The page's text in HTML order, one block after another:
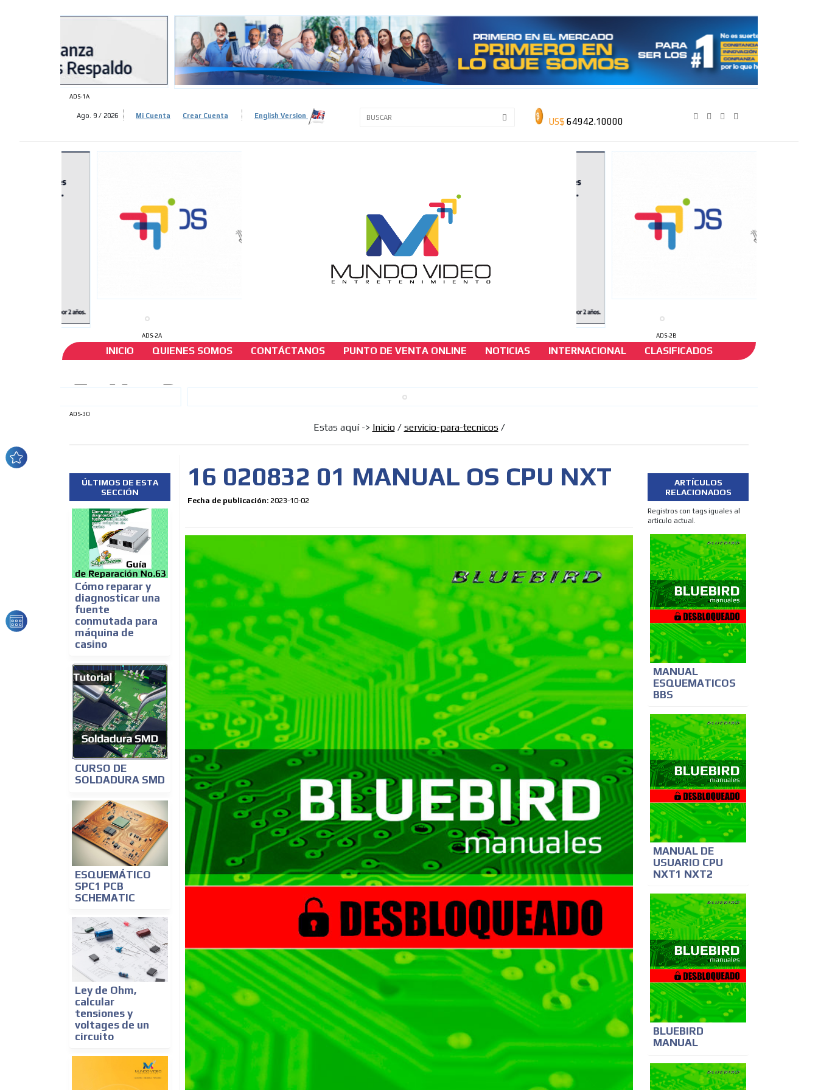
ADS-1A
Ago. 9 / 2026 Mi Cuenta Crear Cuenta English Version
ADS-2A ADS-2B
INICIO QUIENES SOMOS CONTÁCTANOS PUNTO DE VENTA ONLINE NOTICIAS INTERNACIONAL CLASIFICADOS
16 020832 01 MANUAL OS CPU NXT
ADS-30
Estas aquí -> Inicio/ servicio-para-tecnicos/
ÚLTIMOS DE ESTA
SECCIÓN
Cómo reparar y
diagnosticar una
fuente
conmutada para
máquina de
casino
CURSO DE
SOLDADURA SMD
ESQUEMÁTICO
SPC1 PCB
SCHEMATIC
Ley de Ohm,
calcular
tensiones y
voltages de un
circuito
16 020832 01 MANUAL OS CPU NXT
Fecha de publicación: 2023-10-02
ARTÍCULOS
RELACIONADOS
Registros con tags iguales al
articulo actual.
MANUAL
ESQUEMATICOS
BBS
MANUAL DE
USUARIO CPU
NXT1 NXT2
BLUEBIRD
MANUAL
ADS-3A